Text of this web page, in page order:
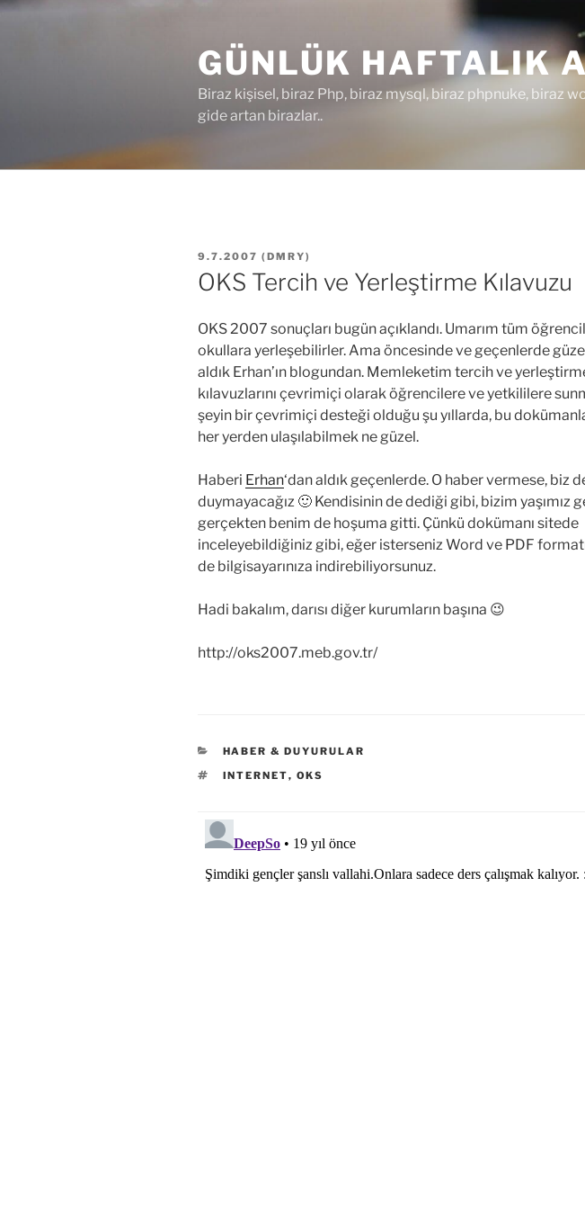
İçeriğe
GÜNLÜK HAFTALIK
Biraz kişisel, biraz Php, biraz mysql, biraz phpnuke, biraz
gide artan birazlar..
YAYIM
TARIHI
9.7.2007 ( DMRY)
OKS Tercih ve Yerleştirme Kılavuzu
OKS 2007 sonuçları bugün açıklandı. Umarım tüm
okullara yerleşebilirler. Ama öncesinde ve geçenlerde
aldık Erhan’ın blogundan. Memleketim tercih ve
kılavuzlarını çevrimiçi olarak öğrencilere ve yetkililere
şeyin bir çevrimiçi desteği olduğu şu yıllarda, bu
her yerden ulaşılabilmek ne güzel.
Haberi Erhan‘dan aldık geçenlerde. O haber vermese, biz
duymayacağız 🙂 Kendisinin de dediği gibi, bizim yaşımız
gerçekten benim de hoşuma gitti. Çünkü dokümanı sitede
inceleyebildiğiniz gibi, eğer isterseniz Word ve PDF
de bilgisayarınıza indirebiliyorsunuz.
Hadi bakalım, darısı diğer kurumların başına 😉
http://oks2007.meb.gov.tr/
KATEGORILER
HABER & DUYURULAR
ETIKETLER
INTERNET, OKS